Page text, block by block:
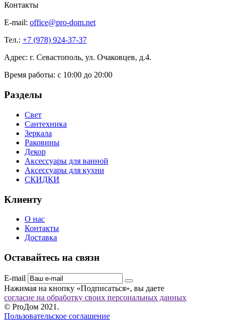
Контакты
E-mail: office@pro-dom.net
Тел.: +7 (978) 924-37-37
Адрес: г. Севастополь, ул. Очаковцев, д.4.
Время работы: с 10:00 до 20:00
Разделы
Свет
Сантехника
Зеркала
Раковины
Декор
Аксессуары для ванной
Аксессуары для кухни
СКИДКИ
Клиенту
О нас
Контакты
Доставка
Оставайтесь на связи
E-mail
Нажимая на кнопку «Подписаться», вы даете
согласие на обработку своих персональных данных
© ProДом 2021.
Пользовательское соглашение